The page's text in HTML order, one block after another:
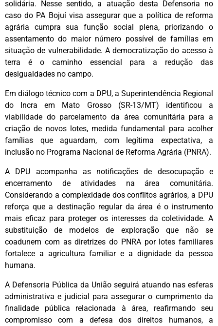
solidária. Nesse sentido, a atuação desta Defensoria no
caso do PA Bojuí visa assegurar que a política de reforma
agrária cumpra sua função social plena, priorizando o
assentamento do maior número possível de famílias em
situação de vulnerabilidade. A democratização do acesso à
terra é o caminho essencial para a redução das
desigualdades no campo.
Em diálogo técnico com a DPU, a Superintendência Regional
do Incra em Mato Grosso (SR-13/MT) identificou a
viabilidade do parcelamento da área comunitária para a
criação de novos lotes, medida fundamental para acolher
famílias que aguardam, com legítima expectativa, a
inclusão no Programa Nacional de Reforma Agrária (PNRA).
A DPU acompanha as notificações de desocupação e
encerramento de atividades na área comunitária.
Considerando a complexidade dos conflitos agrários, a DPU
reforça que a destinação regular da área é o instrumento
mais eficaz para proteger os interesses da coletividade. A
substituição de modelos de exploração que não se
coadunem com as diretrizes do PNRA por lotes familiares
fortalece a agricultura familiar e a dignidade da pessoa
humana.
A Defensoria Pública da União seguirá atuando nas esferas
administrativa e judicial para assegurar o cumprimento da
finalidade pública relacionada à área, reafirmando seu
compromisso com a defesa dos direitos humanos, a